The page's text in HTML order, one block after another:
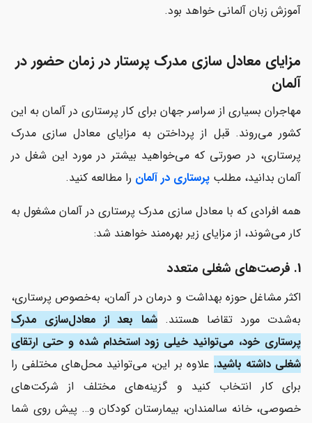
آموزش زبان آلمانی خواهد بود.
مزایای معادل سازی مدرک پرستار در زمان حضور در
آلمان
مهاجران بسیاری از سراسر جهان برای کار پرستاری در آلمان به این
کشور می‌روند. قبل از پرداختن به مزایای معادل سازی مدرک
پرستاری، در صورتی که می‌خواهید بیشتر در مورد این شغل در
آلمان بدانید، مطلب پرستاری در آلمان را مطالعه کنید.
همه افرادی که با معادل سازی مدرک پرستاری در آلمان مشغول به
کار می‌شوند، از مزایای زیر بهره‌مند خواهند شد:
1. فرصت‌های شغلی متعدد
اکثر مشاغل حوزه بهداشت و درمان در آلمان، به‌خصوص پرستاری،
به‌شدت مورد تقاضا هستند.شما بعد از معادل‌سازی مدرک
پرستاری خود، می‌توانید خیلی زود استخدام شده و حتی ارتقای
شغلی داشته باشید. علاوه بر این، می‌توانید محل‌های مختلفی را
برای کار انتخاب کنید و گزینه‌های مختلف از شرکت‌های
خصوصی، خانه سالمندان، بیمارستان کودکان و… پیش روی شما